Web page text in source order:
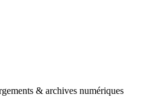
& archives numériques